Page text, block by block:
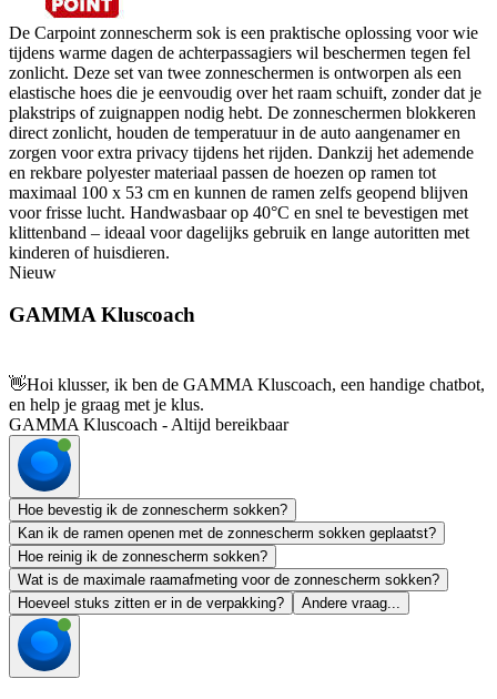
De Carpoint zonnescherm sok is een praktische oplossing voor wie
tijdens warme dagen de achterpassagiers wil beschermen tegen fel
zonlicht. Deze set van twee zonneschermen is ontworpen als een
elastische hoes die je eenvoudig over het raam schuift, zonder dat je
plakstrips of zuignappen nodig hebt. De zonneschermen blokkeren
direct zonlicht, houden de temperatuur in de auto aangenamer en
zorgen voor extra privacy tijdens het rijden. Dankzij het ademende
en rekbare polyester materiaal passen de hoezen op ramen tot
maximaal 100 x 53 cm en kunnen de ramen zelfs geopend blijven
voor frisse lucht. Handwasbaar op 40°C en snel te bevestigen met
klittenband – ideaal voor dagelijks gebruik en lange autoritten met
kinderen of huisdieren.
Nieuw
GAMMA Kluscoach
👋Hoi klusser, ik ben de GAMMA Kluscoach, een handige chatbot,
en help je graag met je klus.
GAMMA Kluscoach - Altijd bereikbaar
Hoe bevestig ik de zonnescherm sokken?
Kan ik de ramen openen met de zonnescherm sokken geplaatst?
Hoe reinig ik de zonnescherm sokken?
Wat is de maximale raamafmeting voor de zonnescherm sokken?
Hoeveel stuks zitten er in de verpakking?
Andere vraag...